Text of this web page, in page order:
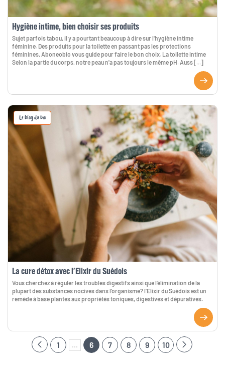
Hygiène intime, bien choisir ses produits
Sujet parfois tabou, il y a pourtant beaucoup à dire sur l'hygiène intime
féminine. Des produits pour la toilette en passant pas les protections
féminines, Aboneobio vous guide pour faire le bon choix. La toilette intime
Selon la partie du corps, notre peau n'a pas toujours le même pH. Auss [...]
Le blog du bio
La cure détox avec l'Elixir du Suédois
Vous cherchez à réguler les troubles digestifs ainsi que l'élimination de la
plupart des substances nocives dans l'organisme? l'Elixir du Suédois est un
remède à base plantes aux propriétés toniques, digestives et dépuratives.
1 ... 6 7 8 9 10